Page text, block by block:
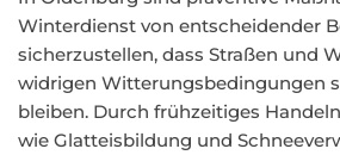
Winterdienst von entscheidender
sicherzustellen, dass Straßen und
widrigen Witterungsbedingungen
bleiben. Durch frühzeitiges
wie Glatteisbildung und